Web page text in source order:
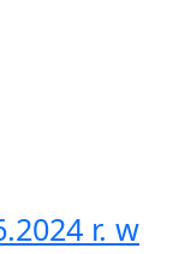
r. w